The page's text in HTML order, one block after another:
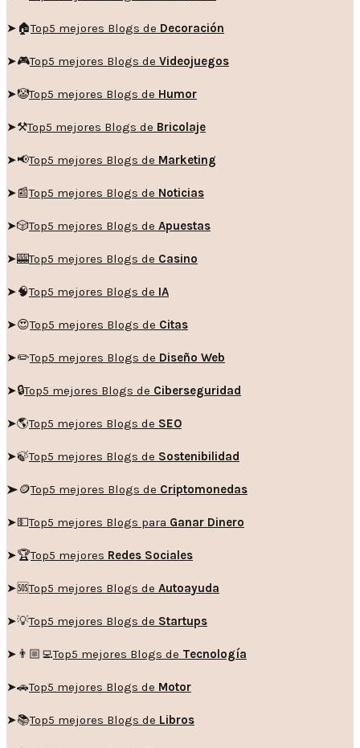
➤🏠Top5 mejores Blogs de Decoración
➤🎮Top5 mejores Blogs de Videojuegos
➤🤡Top5 mejores Blogs de Humor
➤⚒️Top5 mejores Blogs de Bricolaje
➤📢Top5 mejores Blogs de Marketing
➤📰Top5 mejores Blogs de Noticias
➤🎲Top5 mejores Blogs de Apuestas
➤🎰Top5 mejores Blogs de Casino
➤🧠Top5 mejores Blogs de IA
➤😍Top5 mejores Blogs de Citas
➤✏️Top5 mejores Blogs de Diseño Web
➤🔒Top5 mejores Blogs de Ciberseguridad
➤🌎Top5 mejores Blogs de SEO
➤🍃Top5 mejores Blogs de Sostenibilidad
➤🪙Top5 mejores Blogs de Criptomonedas
➤💵Top5 mejores Blogs para Ganar Dinero
➤🏆Top5 mejores Redes Sociales
➤🆘Top5 mejores Blogs de Autoayuda
➤💡Top5 mejores Blogs de Startups
➤👨🏼‍💻Top5 mejores Blogs de Tecnología
➤🚗Top5 mejores Blogs de Motor
➤📚Top5 mejores Blogs de Libros